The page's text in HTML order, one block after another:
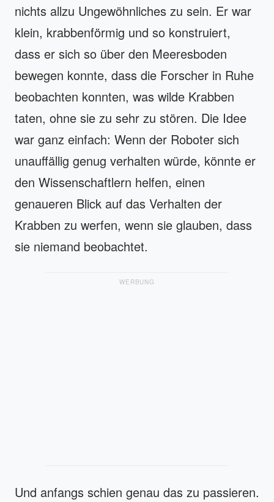
nichts allzu Ungewöhnliches zu sein. Er war
klein, krabbenförmig und so konstruiert,
dass er sich so über den Meeresboden
bewegen konnte, dass die Forscher in Ruhe
beobachten konnten, was wilde Krabben
taten, ohne sie zu sehr zu stören. Die Idee
war ganz einfach: Wenn der Roboter sich
unauffällig genug verhalten würde, könnte er
den Wissenschaftlern helfen, einen
genaueren Blick auf das Verhalten der
Krabben zu werfen, wenn sie glauben, dass
sie niemand beobachtet.
WERBUNG
Und anfangs schien genau das zu passieren.